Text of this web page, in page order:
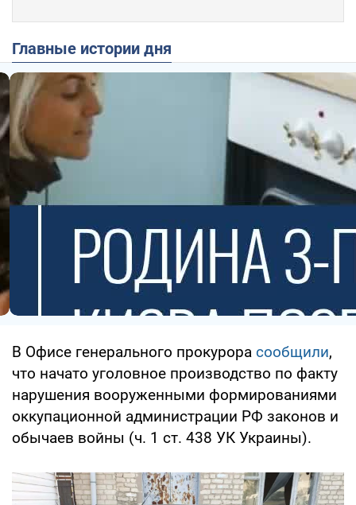
Главные истории дня
В Офисе генерального прокурора сообщили,
что начато уголовное производство по факту
нарушения вооруженными формированиями
оккупационной администрации РФ законов и
обычаев войны (ч. 1 ст. 438 УК Украины).